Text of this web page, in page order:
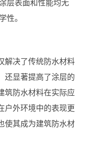
层表面和性能均无
性。
解决了传统防水材料
还显著提高了涂层的
筑防水材料在实际应
户外环境中的表现更
使其成为建筑防水材